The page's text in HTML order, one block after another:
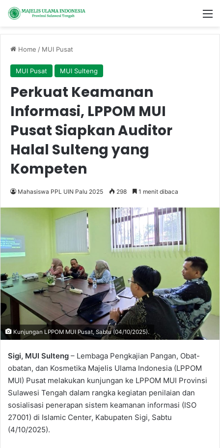
Home / MUI Pusat
MUI Pusat MUI Sulteng
Perkuat Keamanan
Informasi, LPPOM MUI
Pusat Siapkan Auditor
Halal Sulteng yang
Kompeten
Mahasiswa PPL UIN Palu 2025 298 1 menit dibaca
Kunjungan LPPOM MUI Pusat, Sabtu (04/10/2025).
Sigi, MUI Sulteng – Lembaga Pengkajian Pangan, Obat-
obatan, dan Kosmetika Majelis Ulama Indonesia (LPPOM
MUI) Pusat melakukan kunjungan ke LPPOM MUI Provinsi
Sulawesi Tengah dalam rangka kegiatan penilaian dan
sosialisasi penerapan sistem keamanan informasi (ISO
27001) di Islamic Center, Kabupaten Sigi, Sabtu
(4/10/2025).